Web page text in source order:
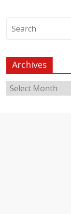
Archives